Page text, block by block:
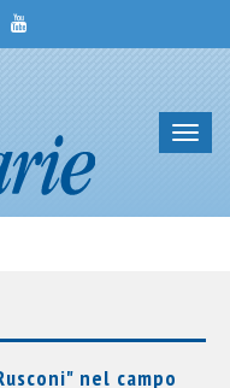
nel campo